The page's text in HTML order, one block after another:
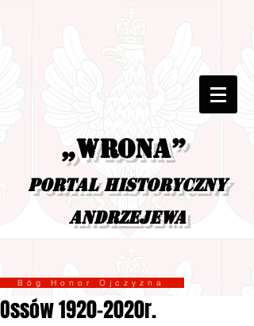
„Wrona”
portal historyczny
Andrzejewa
Honor Ojczyzna
Ossów 1920-2020r.